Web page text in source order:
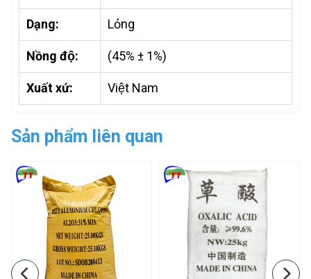
Dạng: Lỏng
Nồng độ: (45% ± 1%)
Xuất xứ: Việt Nam
Sản phẩm liên quan